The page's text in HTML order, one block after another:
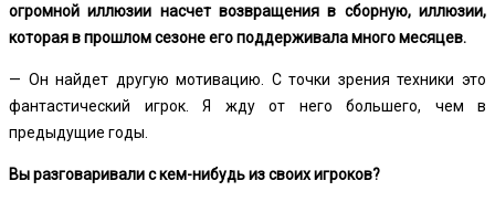
огромной иллюзии насчет возвращения в сборную, иллюзии,
которая в прошлом сезоне его поддерживала много месяцев.
— Он найдет другую мотивацию. С точки зрения техники это
фантастический игрок. Я жду от него большего, чем в
предыдущие годы.
Вы разговаривали с кем-нибудь из своих игроков?